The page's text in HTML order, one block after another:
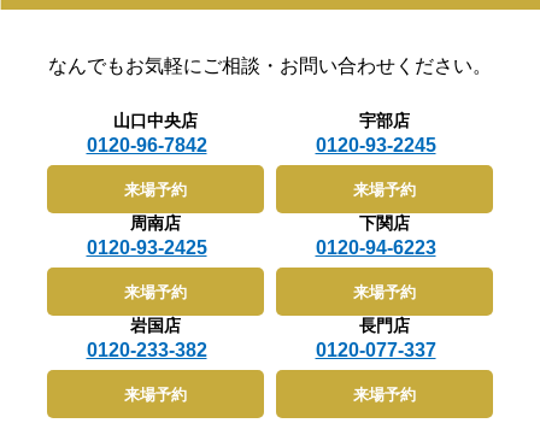
ビング」＝「約4坪」など、間取りに変換して考える
「30坪の家」と聞くと、一見平均的な広さに思えます
99㎡、これは4人家族がゆったりと暮らせる広さの目安
になります。具体的な間取り例としては、LDKが16〜
18帖主寝室＋子ども部屋×2（計3部屋）納戸やワークス
ペース付き玄関や洗面所に広めの収納を確保といった、
「生活に＋αの余裕がある設計」が可能になります。3-
2. 30坪は広すぎる？ちょうどいい？感覚の違いと生活
スタイル28坪前後を標準とする住宅と比べると、30坪
は「少し広め」「余裕を感じられる」という印象です。
できる夫婦2人暮らしや子育て卒業後の世帯には、やや
広めで贅沢に感じる在宅ワークや趣味部屋など、＋1の
空間を実現しやすい一方で、「部屋数が多くなると、1
部屋ごとの面積が狭く感じる」「掃除や空調効率の面で
はやや非効率」など、広ければいいという単純な話では
ないことも事実です。3-3. 30坪の家に向いている家族
構成とは30坪は、以下のような方々におすすめの広さ
です：収納やワークスペースも重視したい4人家族今は
す。 【結露を抑え建物の老朽化を防ぐ】 暖かい家とい
うと断熱性を思い浮かべるかもしれませんが、断熱性が
せん。また、気密性が低いと結露を起こす可能性があり
ます。断熱は室内や屋外からの熱を遮断するものですの
で、隙間があればそこから熱の移動が起きてしまい、そ
こが温度差を生じ結露を発生させてしまいます。そのた
め断熱性を高めた家は同時に気密性も高めることが重要
表面に結露が発生するのなら目に入り気がつきやすいの
ですが、壁の中だと結露していることに気がつくことが
難しいです。そのまま放置し続けてしまうと表面に出て
きたころには腐食していたり、カビで黒ずんでしまって
いたりするかもしれません。構造体の腐食は建物の耐久
性を低下させ老朽化を早めることになりますので、家を
長持ちさせるためには気密性を高めておくことも重要で
す。【均一な換気ができる】 建物は室内に水蒸気や二
鮮な空気を取り入れることが重要です。気密性にばらつ
きのある家は新鮮ではない空気が滞りますので、嫌な臭
いが部屋に充満してしまい体にもよくありません。気密
す。また、HEMSによりエネルギーの使用率を管理でき
るため、無駄をなくし効率化を図りやすくなっていま
導入機器の費用やその施工費がかかるため従来の住宅と
比べて初期費用が高くなります。しかし、初期費用を踏
まえて無理のない資金計画が立てられるのなら、スマー
トハウスは新築後の生活費の負担を軽減することができ
ます。ほとんどの方は住宅ローンを利用して家を購入す
ると思いますが、引き渡し後は毎月ローンの返済があり
ます。返済額の負担が大きいと生活費が圧迫されます
が、スマートハウスなら光熱費を抑えることができるた
め生活費も安く済ませることができます。【災害による
停電時も安心】スマートハウスは蓄電池により電気を蓄
えることができるため、災害により停電が起きても蓄え
できます。ただ電気を使用するだけでなく、日中は太陽
光によりエネルギーを蓄えることができますので、イン
フラが止まってしまう災害時の時にとても有効で
す。 デメリット 【初期費用が高くなる】スマートハウ
スは太陽光パネル、パワーコンディショナー、蓄電池、
HEMSなどの設備機器と取り付けの費用がかかり、100
なんでもお気軽に ご相談・お問い合わせください。
山口中央店
0120-96-7842
来場予約
宇部店
0120-93-2245
来場予約
周南店
0120-93-2425
来場予約
下関店
0120-94-6223
来場予約
岩国店
0120-233-382
来場予約
長門店
0120-077-337
来場予約